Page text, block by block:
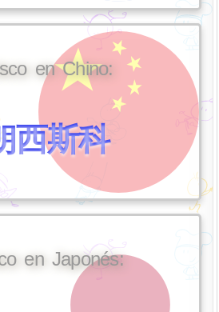
en Chino:
西斯科
en Japonés: